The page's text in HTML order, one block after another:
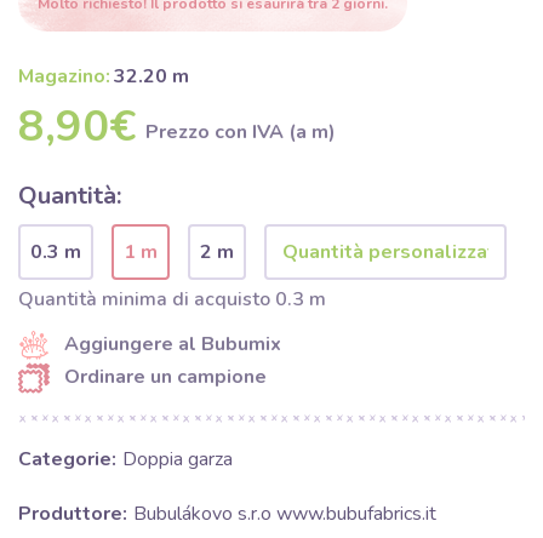
Magazino:32.20 m
8,90€ Prezzo con IVA (a m)
Quantità:
0.3 m 1 m
2 m
Quantità minima di acquisto 0.3 m
Aggiungere al Bubumix
Ordinare un campione
Categorie: Doppia garza
Produttore: Bubulákovo s.r.o www.bubufabrics.it